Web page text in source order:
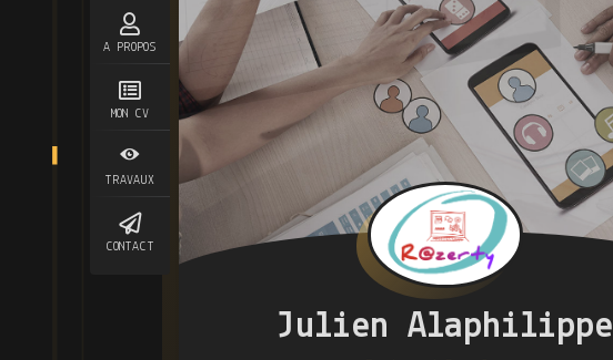
A PROPOS
MON CV
TRAVAUX
CONTACT
Julien Alaphilippe